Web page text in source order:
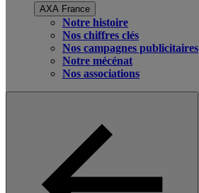
AXA France
Notre histoire
Nos chiffres clés
Nos campagnes publicitaires
Notre mécénat
Nos associations